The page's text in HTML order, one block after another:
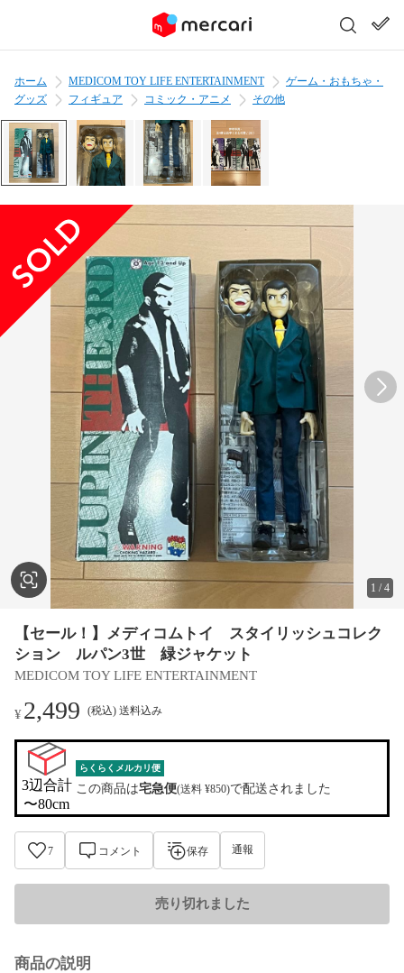
ホーム MEDICOM TOY LIFE ENTERTAINMENT
ゲーム・おもちゃ・
グッズ
フィギュア コミック・アニメ その他
1 /4
【セール！】メディコムトイ スタイリッシュコレク
ション ルパン3世 緑ジャケット
MEDICOM TOY LIFE ENTERTAINMENT
¥2,499 (税込) 送料込み
3辺合計
〜80cm
らくらくメルカリ便
この商品は宅急便(送料 ¥850)で配送されました
7 コメント 保存 通報
売り切れました
商品の説明